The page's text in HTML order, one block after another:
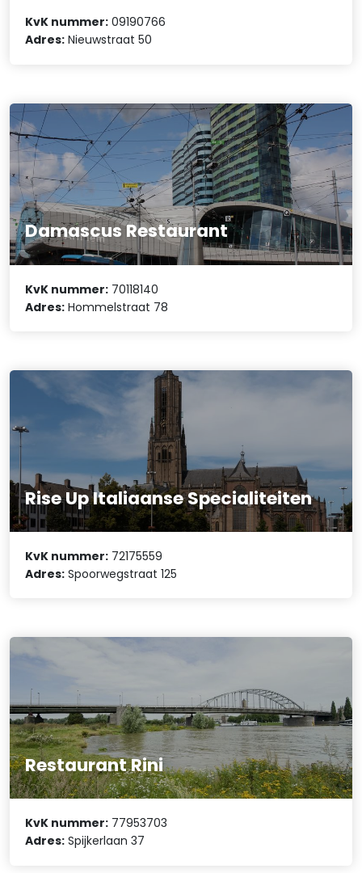
KvK nummer: 09190766
Adres: Nieuwstraat 50
Damascus Restaurant
KvK nummer: 70118140
Adres: Hommelstraat 78
Rise Up Italiaanse Specialiteiten
KvK nummer: 72175559
Adres: Spoorwegstraat 125
Restaurant Rini
KvK nummer: 77953703
Adres: Spijkerlaan 37